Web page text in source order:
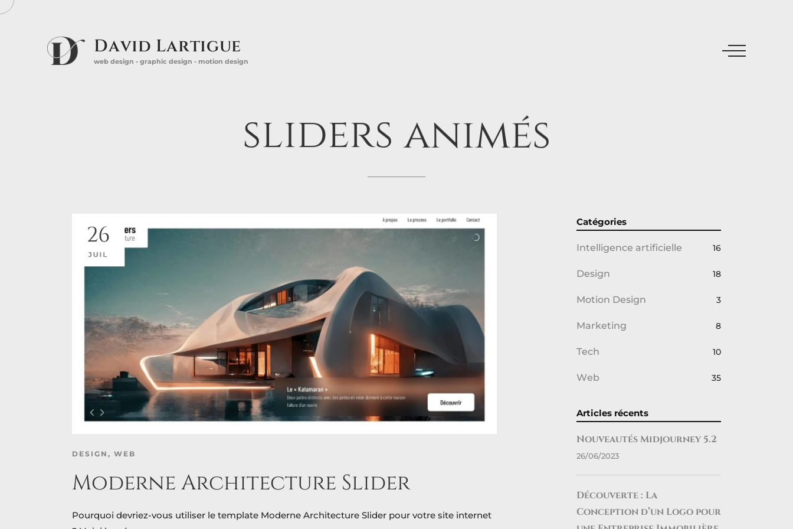
David Lartigue
web design - graphic design - motion design
sliders animés
26
JUIL
DESIGN , WEB
Moderne Architecture Slider
Pourquoi devriez-vous utiliser le template Moderne Architecture Slider pour votre site internet
Catégories
Intelligence artificielle 16
Design 18
Motion Design 3
Marketing 8
Tech 10
Web 35
Articles récents
Nouveautés Midjourney 5.2
26/06/2023
Découverte : La
Conception d’un Logo pour